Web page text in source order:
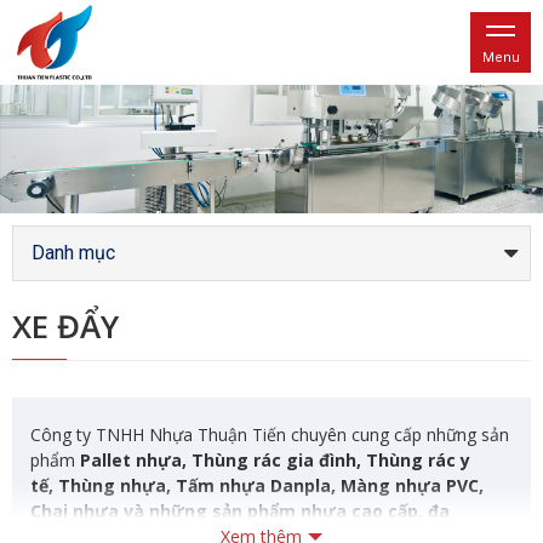
Menu
Danh mục
XE ĐẨY
Công ty TNHH Nhựa Thuận Tiến chuyên cung cấp những sản
phẩm Pallet nhựa, Thùng rác gia đình, Thùng rác y
tế, Thùng nhựa, Tấm nhựa Danpla, Màng nhựa PVC,
Chai nhựa và những sản phẩm nhựa cao cấp, đa
dạng bền đẹp và thân thiện với môi trường.
Xem thêm